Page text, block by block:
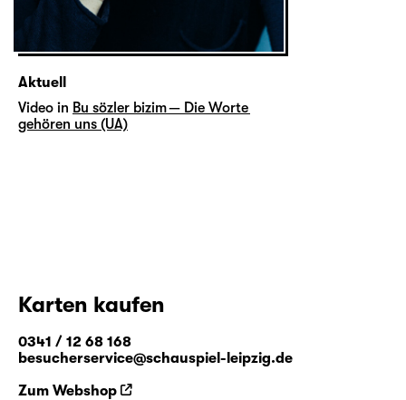
Aktuell
Video in Bu sözler bizim — Die Worte
gehören uns (UA)
Karten kaufen
0341 / 12 68 168
besucherservice@schauspiel-leipzig.de
Zum Webshop